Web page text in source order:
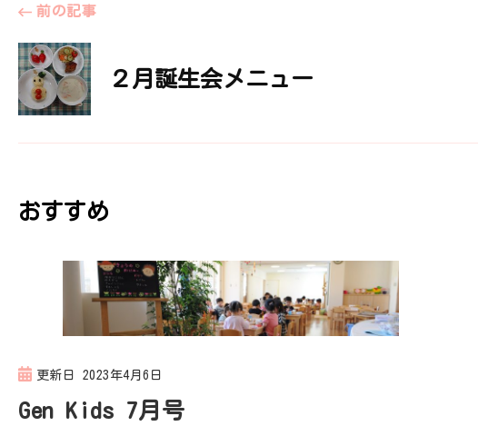
投
稿
ナ
ビ
シ
ョ
前の記事
２月誕生会メニュー
おすすめ
更新日 2023年4月6日
Gen Kids 7月号